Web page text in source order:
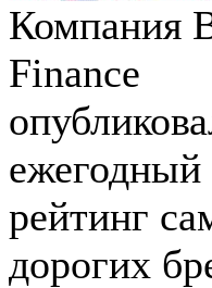
Компания
Finance
ежегодный
рейтинг
дорогих